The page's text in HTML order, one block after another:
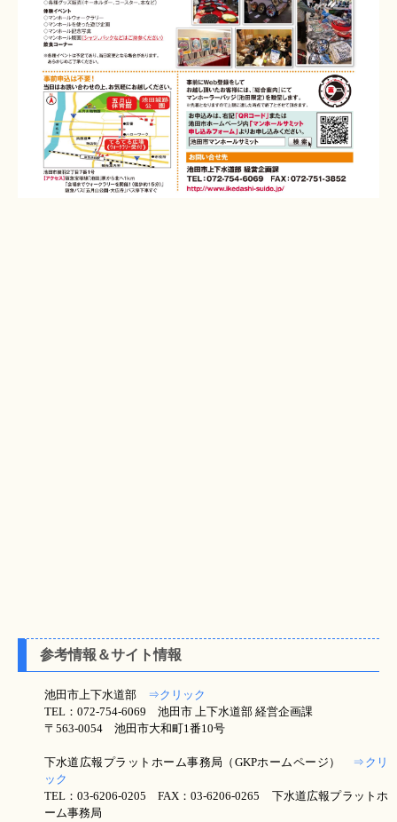
参考情報＆サイト情報
池田市上下水道部 ⇒クリック
TEL：072-754-6069 池田市 上下水道部 経営企画課
〒563-0054 池田市大和町1番10号
下水道広報プラットホーム事務局（GKPホームページ） ⇒クリ
ック
TEL：03-6206-0205 FAX：03-6206-0265 下水道広報プラットホ
ーム事務局